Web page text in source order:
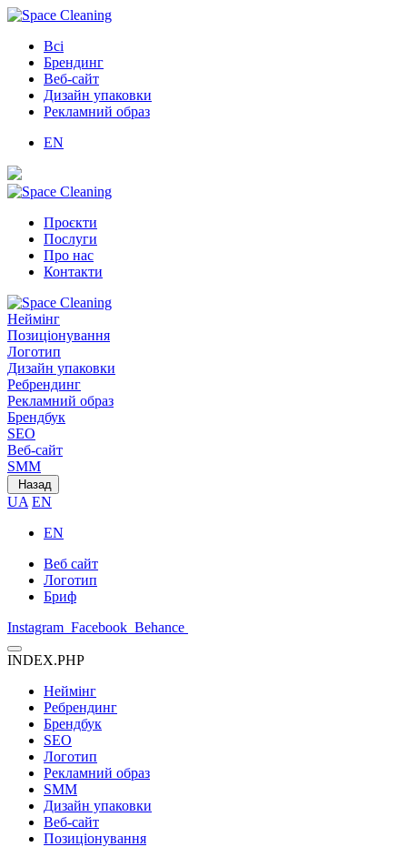
Всі
Брендинг
Веб-сайт
Дизайн упаковки
Рекламний образ
EN
Проєкти
Послуги
Про нас
Контакти
Неймінг
Позиціонування
Логотип
Дизайн упаковки
Ребрендинг
Рекламний образ
Брендбук
SEO
Веб-сайт
SMM
Назад
UA EN
EN
Веб сайт
Логотип
Бриф
Instagram Facebook Behance
INDEX.PHP
Неймінг
Ребрендинг
Брендбук
SEO
Логотип
Рекламний образ
SMM
Дизайн упаковки
Веб-сайт
Позиціонування